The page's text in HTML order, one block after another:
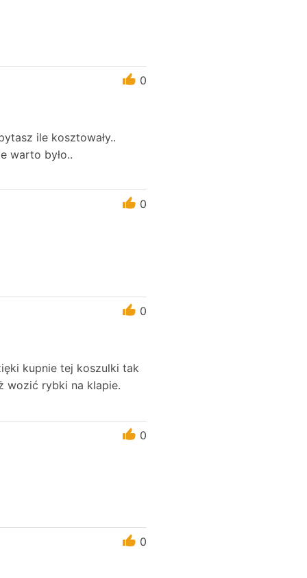
0
ile kosztowały..
warto było..
0
0
kupnie tej koszulki tak
wozić rybki na klapie.
0
0